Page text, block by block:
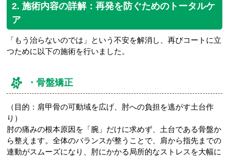
2. 施術内容の詳解：再発を防ぐためのトータルケ
ア
「もう治らないのでは」という不安を解消し、再びコートに立
つために以下の施術を行いました。
・骨盤矯正
（目的：肩甲骨の可動域を広げ、肘への負担を逃がす土台作
り）
肘の痛みの根本原因を「腕」だけに求めず、土台である骨盤か
ら整えます。全体のバランスが整うことで、肩から指先までの
連動がスムーズになり、肘にかかる局所的なストレスを大幅に